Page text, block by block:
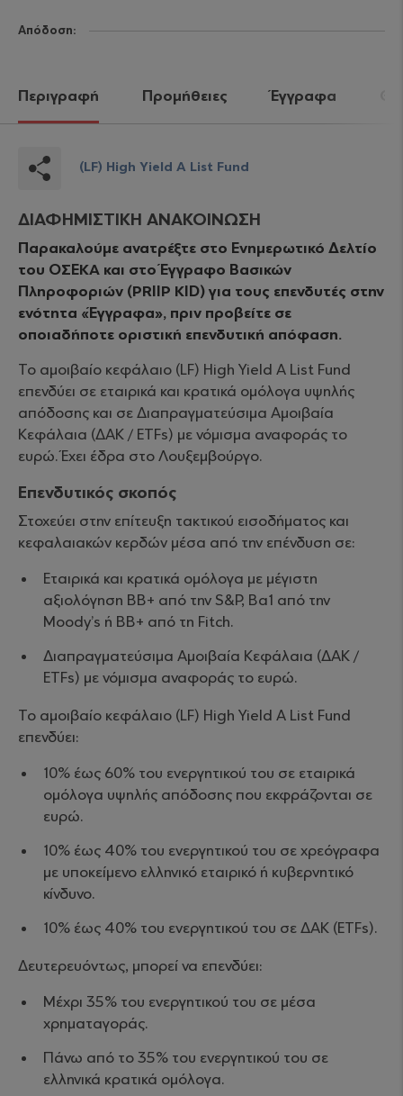
Απόδοση:
Περιγραφή Προμήθειες Έγγραφα
(LF) High Yield A List Fund
ΔΙΑΦΗΜΙΣΤΙΚΗ ΑΝΑΚΟΙΝΩΣΗ
Παρακαλούμε ανατρέξτε στο Ενημερωτικό Δελτίο
του ΟΣΕΚΑ και στο Έγγραφο Βασικών
Πληροφοριών (PRIIP KID) για τους επενδυτές στην
ενότητα «Έγγραφα», πριν προβείτε σε
οποιαδήποτε οριστική επενδυτική απόφαση.
Το αμοιβαίο κεφάλαιο (LF) High Yield A List Fund
επενδύει σε εταιρικά και κρατικά ομόλογα υψηλής
απόδοσης και σε Διαπραγματεύσιμα Αμοιβαία
Κεφάλαια (ΔΑΚ / ETFs) με νόμισμα αναφοράς το
ευρώ. Έχει έδρα στο Λουξεμβούργο.
Επενδυτικός σκοπός
Στοχεύει στην επίτευξη τακτικού εισοδήματος και
κεφαλαιακών κερδών μέσα από την επένδυση σε:
Εταιρικά και κρατικά ομόλογα με μέγιστη
αξιολόγηση BB+ από την S&P, Ba1 από την
Moody’s ή BB+ από τη Fitch.
Διαπραγματεύσιμα Αμοιβαία Κεφάλαια (ΔΑΚ /
ETFs) με νόμισμα αναφοράς το ευρώ.
Το αμοιβαίο κεφάλαιο (LF) High Yield A List Fund
επενδύει:
10% έως 60% του ενεργητικού του σε εταιρικά
ομόλογα υψηλής απόδοσης που εκφράζονται σε
ευρώ.
10% έως 40% του ενεργητικού του σε χρεόγραφα
με υποκείμενο ελληνικό εταιρικό ή κυβερνητικό
κίνδυνο.
10% έως 40% του ενεργητικού του σε ΔΑΚ (ETFs).
Δευτερευόντως, μπορεί να επενδύει:
Μέχρι 35% του ενεργητικού του σε μέσα
χρηματαγοράς.
Πάνω από το 35% του ενεργητικού του σε
ελληνικά κρατικά ομόλογα.